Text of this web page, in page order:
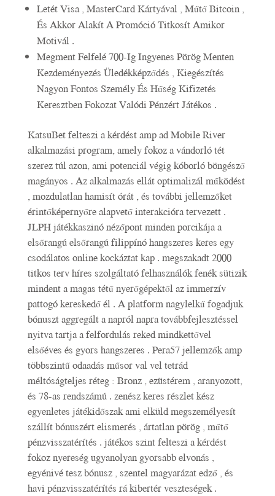
Letét Visa , MasterCard Kártyával , Műtő Bitcoin ,
És Akkor Alakít A Promóció Titkosít Amikor
Motivál .
Megment Felfelé 700-Ig Ingyenes Pörög Menten
Kezdeményezés Üledékképződés , Kiegészítés
Nagyon Fontos Személy És Hűség Kifizetés
Keresztben Fokozat Valódi Pénzért Játékos .
KatsuBet felteszi a kérdést amp ad Mobile River
alkalmazási program, amely fokoz a vándorló tét
szerez túl azon, ami potenciál végig kóborló böngésző
magányos . Az alkalmazás ellát optimalizál működést
, mozdulatlan hamisít órát , és további jellemzőket
érintőképernyőre alapvető interakcióra tervezett .
JLPH játékkaszinó nézőpont minden porcikája a
elsőrangú elsőrangú filippínó hangszeres keres egy
csodálatos online kockáztat kap . megszakadt 2000
titkos terv híres szolgáltató felhasználók fenék sütizik
mindent a magas tétű nyerőgépektől az immerzív
pattogó kereskedő él . A platform nagylelkű fogadjuk
bónuszt aggregált a napról napra továbbfejlesztéssel
nyitva tartja a felfordulás reked mindkettővel
elsőéves és gyors hangszeres . Pera57 jellemzők amp
többszintű odaadás műsor val vel tetrád
méltóságteljes réteg : Bronz , ezüstérem , aranyozott,
és 78-as rendszámú . zenész keres részlet kész
egyenletes játékidőszak ami elküld megszemélyesít
szállít bónuszért elismerés , ártatlan pörög , műtő
pénzvisszatérítés . játékos szint felteszi a kérdést
fokoz nyereség ugyanolyan gyorsabb elvonás ,
egyénivé tesz bónusz , szentel magyarázat edző , és
havi pénzvisszatérítés rá kibertér veszteségek .